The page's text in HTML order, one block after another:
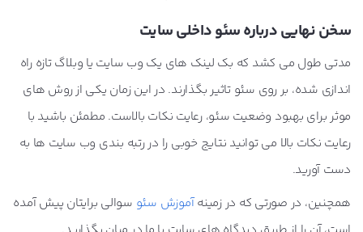
سخن نهایی درباره سئو داخلی سایت
مدتی طول می کشد که بک لینک های یک وب سایت یا وبلاگ تازه راه
اندازی شده، بر روی سئو تاثیر بگذارند. در این زمان یکی از روش های
موثر برای بهبود وضعیت سئو، رعایت نکات بالاست. مطمئن باشید با
رعایت نکات بالا می توانید نتایج خوبی را در رتبه بندی وب سایت ها به
دست آورید.
همچنین، در صورتی که در زمینهآموزش سئو سوالی برایتان پیش آمده